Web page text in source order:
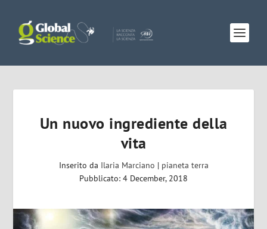
Un nuovo ingrediente della
vita
Inserito da Ilaria Marciano | pianeta terra
Pubblicato: 4 December, 2018